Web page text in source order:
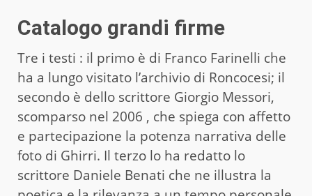
Catalogo grandi firme
Tre i testi : il primo è di Franco Farinelli che
ha a lungo visitato l’archivio di Roncocesi; il
secondo è dello scrittore Giorgio Messori,
scomparso nel 2006 , che spiega con affetto
e partecipazione la potenza narrativa delle
foto di Ghirri. Il terzo lo ha redatto lo
scrittore Daniele Benati che ne illustra la